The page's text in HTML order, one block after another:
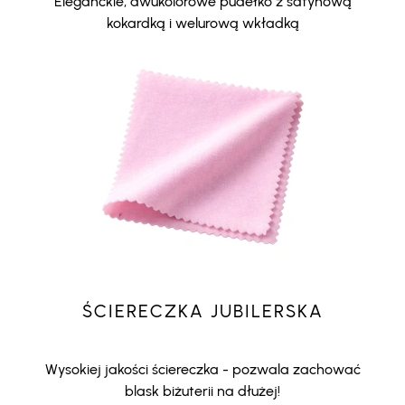
kokardką i welurową wkładką
ŚCIERECZKA JUBILERSKA
Wysokiej jakości ściereczka - pozwala zachować
blask biżuterii na dłużej!